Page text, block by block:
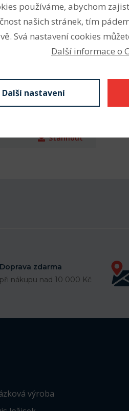
druhem ložisek.
plechem
těsnění), N drážka
s pojistným
C3 nebo C4,
vnitřního kroužku.
Stáhnout
Doprava zdarma
při nákupu nad 10 000 Kč
výroba
používáme, abychom
našich stránek, tím
Svá nastavení cookies
Další informace o
Další nastavení